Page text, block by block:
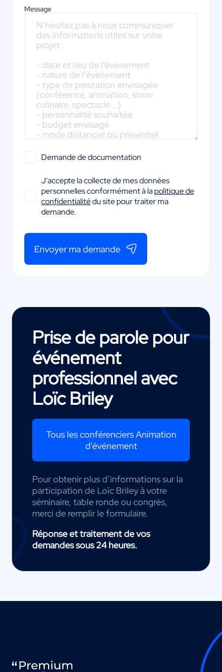
Message
Demande de documentation
J'accepte la collecte de mes données
personnelles conformément à lapolitique de
confidentialitédu site pour traiter ma
demande.
Envoyer ma demande
Prise de parole pour
événement
professionnel avec
Loïc Briley
Tous les conférenciers Animation
d'événement
Pour obtenir plus d’informations sur la
participation de Loïc Briley à votre
séminaire, table ronde ou congrès,
merci de remplir le formulaire.
Réponse et traitement de vos
demandes sous 24 heures.